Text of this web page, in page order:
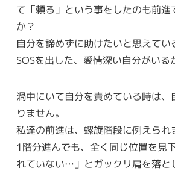
て「頼る」という事をしたのも前進
か？
自分を諦めずに助けたいと思えてい
SOSを出した、愛情深い自分がいる
渦中にいて自分を責めている時は、
りません。
私達の前進は、螺旋階段に例えられ
1階分進んでも、全く同じ位置を見
れていない…」とガックリ肩を落と